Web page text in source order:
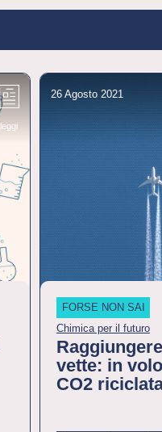
leggi
26 Agosto 2021
FORSE NON SAI
Chimica per il futuro
vette: in
CO2